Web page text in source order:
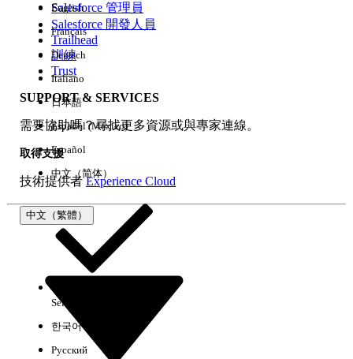
Salesforce 管理員
Salesforce 開發人員
Trailhead
訓練
Trust
SUPPORT & SERVICES
需要協助嗎？尋找更多資源或與專家連線。
取得支援
技術提供者Experience Cloud
中文（繁體）
English
Français
Deutsch
Italiano
日本語
Español (México)
Español
中文（简体）
Select Org
한국어
Русский